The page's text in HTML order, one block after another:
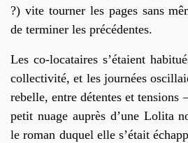
?) vite tourner les pages sans
de terminer les précédentes.
Les co-locataires s’étaient
collectivité, et les journées
rebelle, entre détentes et
petit nuage auprès d’une Lolita
le roman duquel elle s’était